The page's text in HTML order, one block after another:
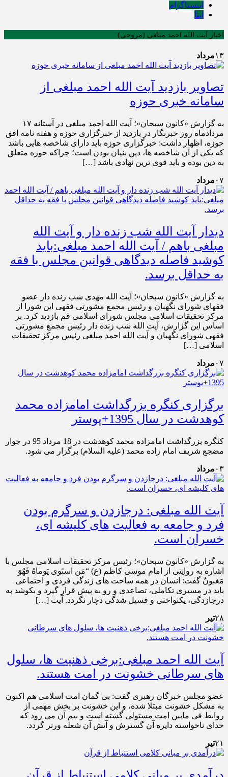
اینستاگرام
ایتا
اخبار آیت الله احمد مبلغی (مروجی)
۱۳مرداد
تصاویر بازدید آیت الله احمد مبلغی از
سامانه خبری حوزه
به گزارش «کانون سبحان»؛ آیت الله احمد مبلغی در آستانه ۱۷
مردادماه روز خبرنگار در بازدید از خبرگزاری حوزه و هفته نامه افق
حوزه، اظهار داشت: خبرگزاری حوزه باید دارای شاخصه هایی باشد
که یکی از آن شاخصه ها، دین بنیان بودن است؛ چراکه حوزه متعلق
به دین بوده و باید قوی ترین نهادی باشد […]
۰۷ مرداد
دیدار آیت الله شب زنده دار و آیت الله
مبلغی باهم / آیت الله احمد مبلغی:باید
کوشید فاصله دیدگاهی قوانین مجلس با فقه
به حداقل برسد.
به گزارش «کانون سبحان»؛ آیت الله مهدی شب زنده دار عضو
فقهای شورای نگهبان و رئیس مجمع مشورتی فقهی این شورا از
مرکز تحقیقات اسلامی مجلس شورای اسلامی قم بازدید کرد. بر
اساس این گزارش، آیت الله شب زنده دار رئیس مجمع مشورتی
فقهی شورای نگهبان و آیت الله احمد مبلغی رئیس مرکز تحقیقات
اسلامی […]
۰۷ مرداد
برگزاری کنگره بزرگداشت امامزاده محمد
کوهدشت در سال 1395+پوستر
کنگره بزرگداشت امامزاده محمد کوهدشت در 18 مرداد 95 در جوار
مضجع شریف امام زاده محمد (علیه السلام) برگزار می شود.
۰۳ مرداد
آیت الله مبلغی: درجازدن و سرگرم بودن
فرد و جامعه به فعالیت های کلیشه ای،
خسران است.
به گزارش «کانون سبحان»؛ رئیس مرکز تحقیقات اسلامی مجلس با
اشاره به روایتی از امام موسی کاظم (ع) “مَن استَوى يَوماهُ فَهُوَ
مَغبونٌ گفت: انسان در همه ساحت های زندگی فردی و اجتماعی
باید در مسیری تکاملی، تصاعدی و رو به پیش قرار گیرد و بکوشد به
درجازدگی، یکنواختی و فسیل شدگی دچار نگردد. آیت […]
۲۸تیر
آیت الله احمد مبلغی:برخی ذهنیت ها، سلول
های سرطانی خشونت در امت هستند.
عضو مجلس خبرگان رهبری گفت: بی گمان امت اسلامی هم اکنون
به مشکل خشونت مبتلا شده، و این خشونت بر بخش مهمی از
روابط فی مابین امت مستولی گشته است و بیم آن می رود که
خدای ناخواسته دایره آن گسترش و آتش آن شعله ورتر گردد.
۲۱تیر